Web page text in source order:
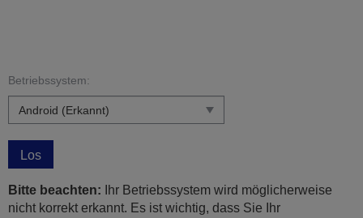
Betriebssystem:
Los
Bitte beachten: Ihr Betriebssystem wird möglicherweise
nicht korrekt erkannt. Es ist wichtig, dass Sie Ihr